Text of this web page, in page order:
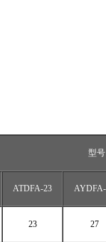
型号
ATDFA-23
23 27